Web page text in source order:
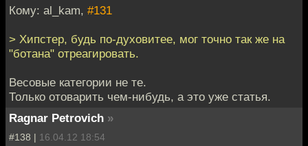
Кому: al_kam, #131
> Хипстер, будь по-духовитее, мог точно так же на
"ботана" отреагировать.
Весовые категории не те.
Только отоварить чем-нибудь, а это уже статья.
Ragnar Petrovich »
#138 | 16.04.12 18:54